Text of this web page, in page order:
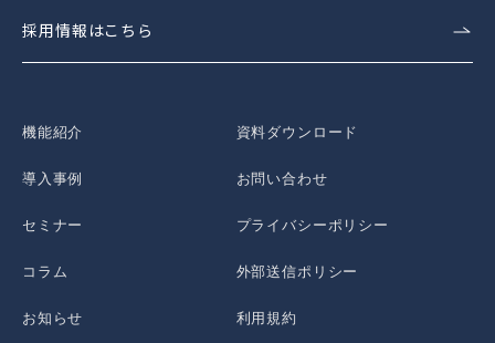
採用情報はこちら
機能紹介
導入事例
セミナー
コラム
お知らせ
資料ダウンロード
お問い合わせ
プライバシーポリシー
外部送信ポリシー
利用規約